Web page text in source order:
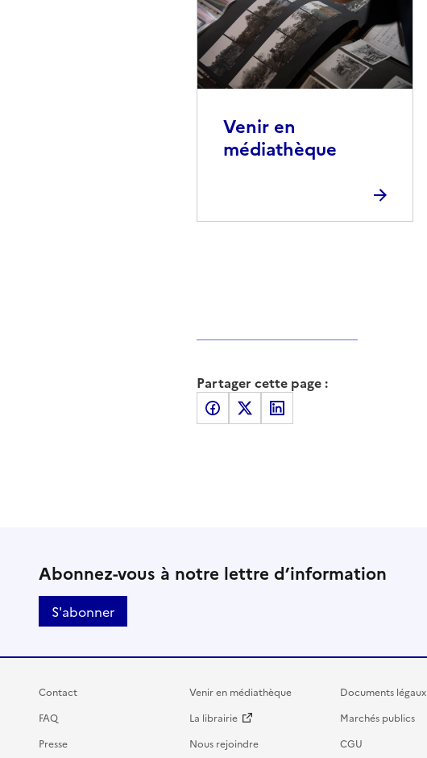
Venir en
médiathèque
Partager cette page :
Partager sur Facebook
Partager sur XPartager sur LinkedIn
Abonnez-vous à notre lettre d’information
S'abonner
Contact
FAQ
Presse
Venir en médiathèque
La librairie
Nous rejoindre
Documents légaux
Marchés publics
CGU